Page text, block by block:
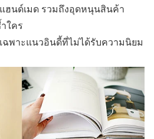
ฮนด์เมด รวมถึงอุดหนุนสินค้า
ใคร
ฉพาะแนวอินดี้ที่ไม่ได้รับความนิยม